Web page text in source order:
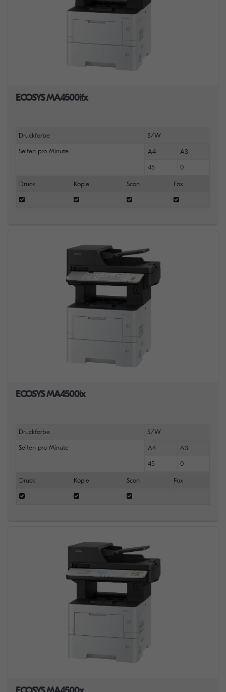
ECOSYS MA4500ifx
Druckfarbe S/W
Seiten pro Minute A4 A3
45 0
Druck Kopie Scan Fax
ECOSYS MA4500ix
Druckfarbe S/W
Seiten pro Minute A4 A3
45 0
Druck Kopie Scan Fax